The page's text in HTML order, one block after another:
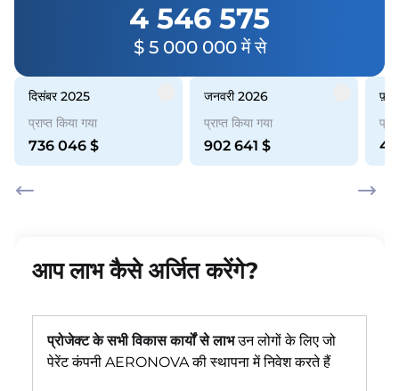
4 546 575
$ 5 000 000 में से
दिसंबर 2025
प्राप्त किया गया
736 046 $
जनवरी 2026
प्राप्त किया गया
902 641 $
आप लाभ कैसे अर्जित करेंगे?
प्रोजेक्ट के सभी विकास कार्यों से लाभउन लोगों के लिए जो
पेरेंट कंपनी AERONOVA की स्थापना में निवेश करते हैं